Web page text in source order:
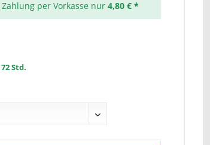
per Vorkasse nur 4,80 € *
Std.